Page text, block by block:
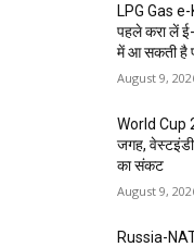
LPG Gas
पहले करा लें
में आ सकती है
August 9,
World Cup
जगह,
का संकट
August 9,
Russia-